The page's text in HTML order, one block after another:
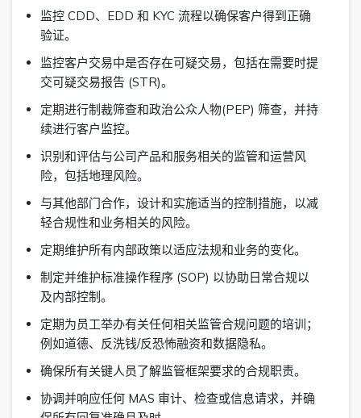
监控 CDD、EDD 和 KYC 流程以确保客户得到正确
验证。
监控客户交易中是否存在可疑交易，包括在需要时提
交可疑交易报告 (STR)。
定期进行制裁筛查和政治公众人物(PEP) 筛查，并持
续进行客户监控。
识别和评估与公司产品和服务相关的监管和运营风
险，包括地理风险。
与其他部门合作，设计和实施适当的控制措施，以减
轻合规性和业务相关的风险。
定期维护所有内部政策以适应法规和业务的变化。
制定并维护标准操作程序 (SOP) 以协助日常合规以
及内部控制。
定期为员工举办有关任何相关监管合规问题的培训；
例如道德、反洗钱/反恐怖融资和数据隐私。
确保所有关键人员了解监管框架要求的合规职责。
协调并响应任何 MAS 审计、检查或信息请求，并确